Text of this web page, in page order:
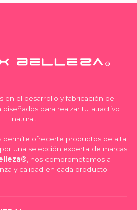
en el desarrollo y fabricación de
para realzar tu atractivo
natural.
permite ofrecerte productos de alta
una selección experta de marcas
, nos comprometemos a
y calidad en cada producto.